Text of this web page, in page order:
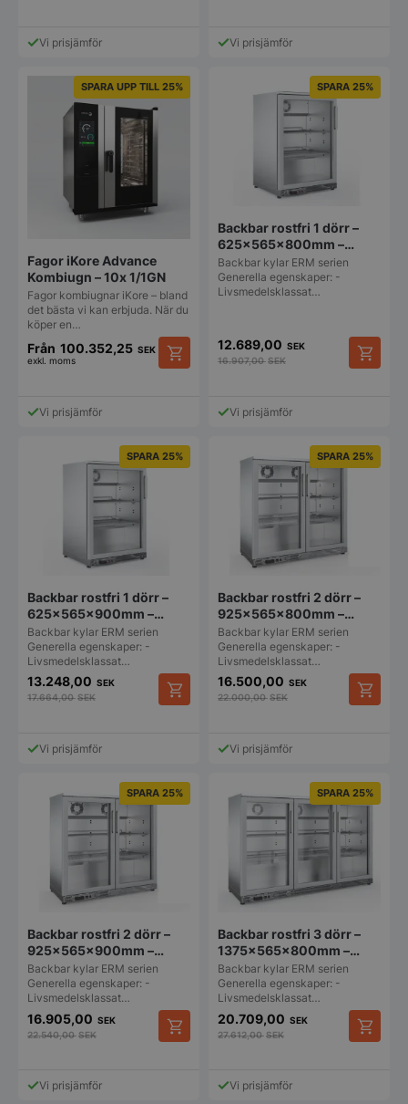
Vi prisjämför
flera
De
Vi prisjämför
SPARA UPP TILL 25%
Fagor iKore Advance
Kombiugn – 10x 1/1GN
Fagor kombiugnar iKore – bland
det bästa vi kan erbjuda. När du
köper en…
Från 100.352,25 SEK
exkl. moms
produkten
flera
varianter.
De
Vi prisjämför
SPARA 25%
Backbar rostfri 1 dörr –
625x565x800mm –
Fagor
Backbar kylar ERM serien
Generella egenskaper: -
Livsmedelsklassat…
12.689,00 SEK
16.907,00SEK
Vi prisjämför
SPARA 25%
Backbar rostfri 1 dörr –
625x565x900mm –
Fagor
Backbar kylar ERM serien
Generella egenskaper: -
Livsmedelsklassat…
13.248,00 SEK
17.664,00SEK
Vi prisjämför
SPARA 25%
Backbar rostfri 2 dörr –
925x565x800mm –
Fagor
Backbar kylar ERM serien
Generella egenskaper: -
Livsmedelsklassat…
16.500,00 SEK
22.000,00SEK
Vi prisjämför
SPARA 25%
Backbar rostfri 2 dörr –
925x565x900mm –
Fagor
Backbar kylar ERM serien
Generella egenskaper: -
Livsmedelsklassat…
16.905,00 SEK
22.540,00SEK
Vi prisjämför
SPARA 25%
Backbar rostfri 3 dörr –
1375x565x800mm –
Fagor
Backbar kylar ERM serien
Generella egenskaper: -
Livsmedelsklassat…
20.709,00 SEK
27.612,00SEK
Vi prisjämför